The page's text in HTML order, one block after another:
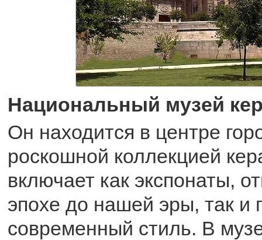
Национальный музей
Он находится в центре
роскошной коллекцией
включает как экспонаты,
эпохе до нашей эры, так и
современный стиль. В